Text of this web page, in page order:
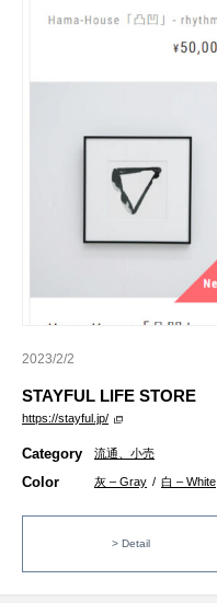
2023/2/2
STAYFUL LIFE STORE
https://stayful.jp/
Category 流通、小売
Color 灰 – Gray / 白 – White
> Detail